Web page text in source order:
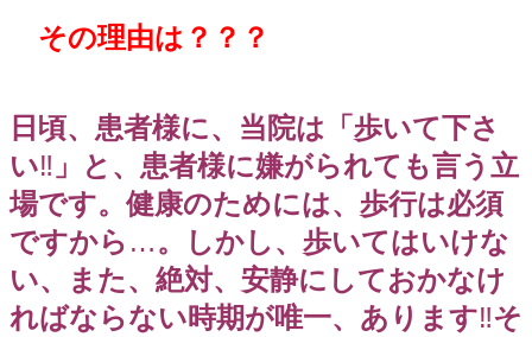
その理由は？？？
日頃、患者様に、当院は「歩いて下さ
い‼️ 」と、患者様に嫌がられても言う立
場です。健康のためには、歩行は必須
ですから …。しかし、歩いてはいけな
い、また、絶対、安静にしておかなけ
ればならない時期が唯一、あります‼️そ